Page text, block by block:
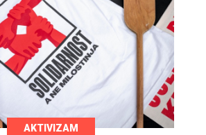
AKTIVIZAM